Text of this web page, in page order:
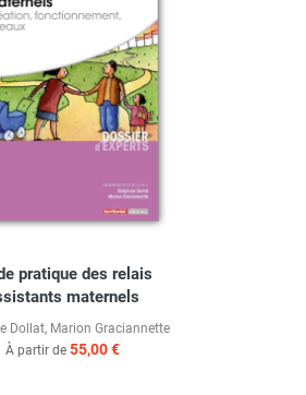
pratique des relais
maternels
Dollat, Marion Graciannette
À partir de 55,00 €